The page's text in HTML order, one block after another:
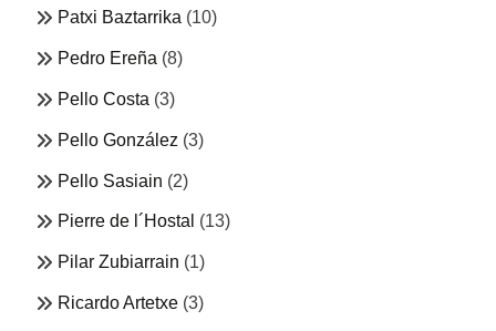
Patxi Baztarrika (10)
Pedro Ereña (8)
Pello Costa (3)
Pello González (3)
Pello Sasiain (2)
Pierre de l´Hostal (13)
Pilar Zubiarrain (1)
Ricardo Artetxe (3)